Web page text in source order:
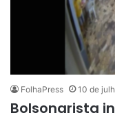
FolhaPress 10 de
Bolsonarista